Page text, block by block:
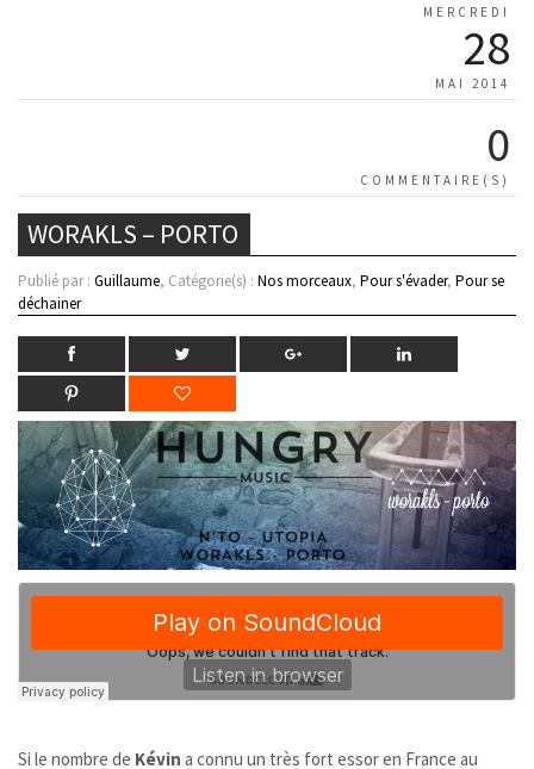
MERCREDI
28
MAI 2014
0
COMMENTAIRE(S)
WORAKLS – PORTO
Publié par : Guillaume, Catégorie(s) : Nos morceaux, Pour s'évader, Pour se
déchainer
Si le nombre de Kévin a connu un très fort essor en France au